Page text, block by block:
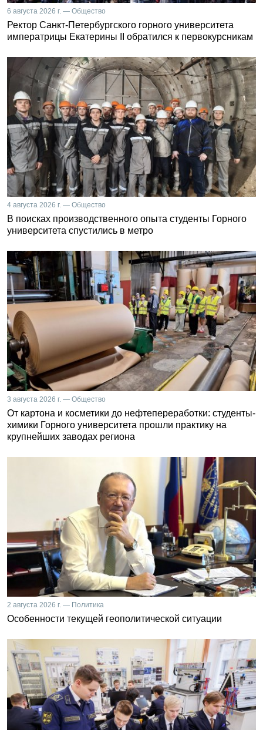
6 августа 2026 г. — Общество
Ректор Санкт-Петербургского горного университета
императрицы Екатерины II обратился к первокурсникам
4 августа 2026 г. — Общество
В поисках производственного опыта студенты Горного
университета спустились в метро
3 августа 2026 г. — Общество
От картона и косметики до нефтепереработки: студенты-
химики Горного университета прошли практику на
крупнейших заводах региона
2 августа 2026 г. — Политика
Особенности текущей геополитической ситуации